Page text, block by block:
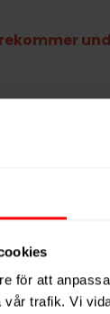
för att
trafik. Vi
Match:s
nikotin.
Eftersom
.
sötningsmedel